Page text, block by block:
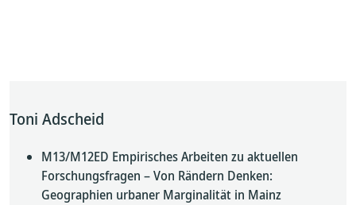
Toni Adscheid
M13/M12ED Empirisches Arbeiten zu aktuellen
Forschungsfragen – Von Rändern Denken:
Geographien urbaner Marginalität in Mainz